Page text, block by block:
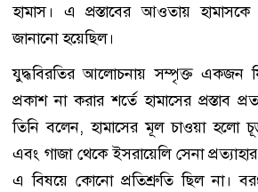
হামাস। এ প্রস্তাবের আওতায় হামাসকে
জানানো হয়েছিল।
যুদ্ধবিরতির আলোচনায় সম্পৃক্ত একজন
প্রকাশ না করার শর্তে হামাসের প্রস্তাব
তিনি বলেন, হামাসের মূল চাওয়া হলো
এবং গাজা থেকে ইসরায়েলি সেনা
এ বিষয়ে কোনো প্রতিশ্রুতি ছিল না।